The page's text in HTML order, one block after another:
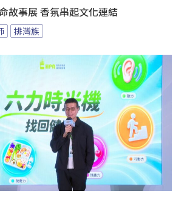
故事展 香氛串起文化連結
排灣族